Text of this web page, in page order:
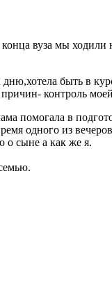
вуза мы
быть в
причин- контроль
помогала в
одного из
о сыне а как же я.